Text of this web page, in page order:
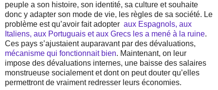
peuple a son histoire, son identité, sa culture et souhaite
donc y adapter son mode de vie, les règles de sa société. Le
problème est qu’avoir fait adopter aux Espagnols, aux
Italiens, aux Portuguais et aux Grecs les a mené à la ruine.
Ces pays s’ajustaient auparavant par des dévaluations,
mécanisme qui fonctionnait bien. Maintenant, on leur
impose des dévaluations internes, une baisse des salaires
monstrueuse socialement et dont on peut douter qu’elles
permettront de vraiment redresser leurs économies.